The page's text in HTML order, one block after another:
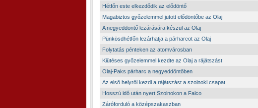
Hétfőn este elkezdődik az elődöntő
Magabiztos győzelemmel jutott elődöntőbe az Olaj
A negyeddöntő lezárására készül az Olaj
Pünkösdhétfőn lezárhatja a párharcot az Olaj
Folytatás pénteken az atomvárosban
Kiütéses győzelemmel kezdte az Olaj a rájátszást
Olaj-Paks párharc a negyeddöntőben
Az első helyről kezdi a rájátszást a szolnoki csapat
Hosszú idő után nyert Szolnokon a Falco
Záróforduló a középszakaszban